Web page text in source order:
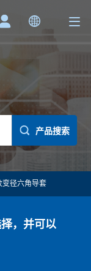
产品搜索
变径六角导套
，并可以